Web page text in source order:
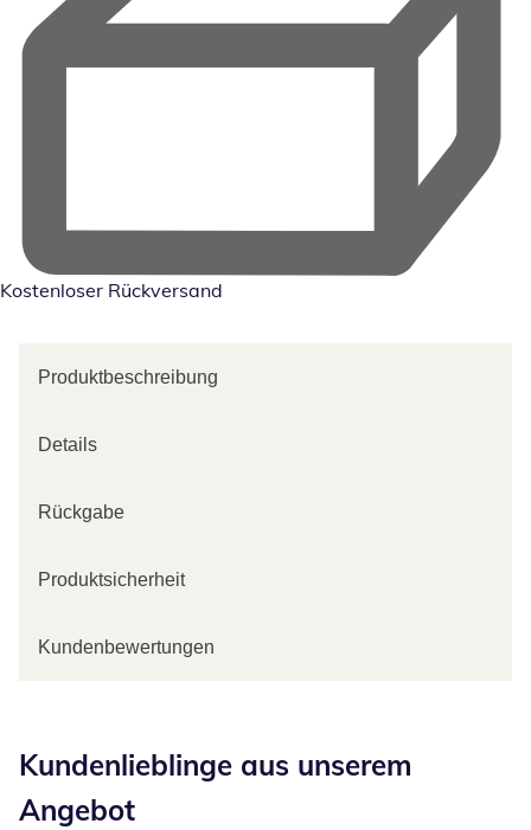
Kostenloser Rückversand
Produktbeschreibung
Details
Rückgabe
Produktsicherheit
Kundenbewertungen
Kundenlieblinge aus unserem
Angebot